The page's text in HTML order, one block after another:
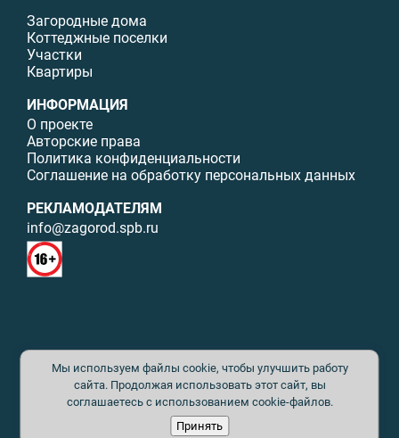
Загородные дома
Коттеджные поселки
Участки
Квартиры
ИНФОРМАЦИЯ
О проекте
Авторские права
Политика конфиденциальности
Соглашение на обработку персональных данных
РЕКЛАМОДАТЕЛЯМ
info@zagorod.spb.ru
© ИП Малыщева Б.Л. Все права защищены. Перепечатка материалов
данного сайта возможна только с письменного разрешения. При
цитировании ссылка на www.zagorod.spb.ru обязательна. Редакция не
несет ответственности за содержание рекламных материалов. Все
рекламируемые товары и услуги имеют необходимые сертификаты и
лицензии. Перепечатка любых материалов без письменного согласия
Мы используем файлы cookie, чтобы улучшить работу
сайта. Продолжая использовать этот сайт, вы
соглашаетесь с использованием cookie-файлов.
Принять